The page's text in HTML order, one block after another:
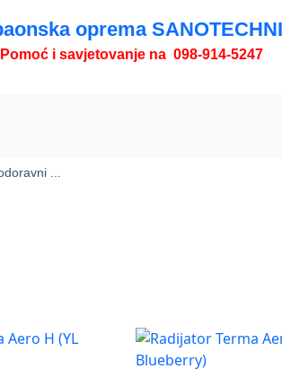
oprema
Pomoć i savjetovanje na 098-914-5247
...